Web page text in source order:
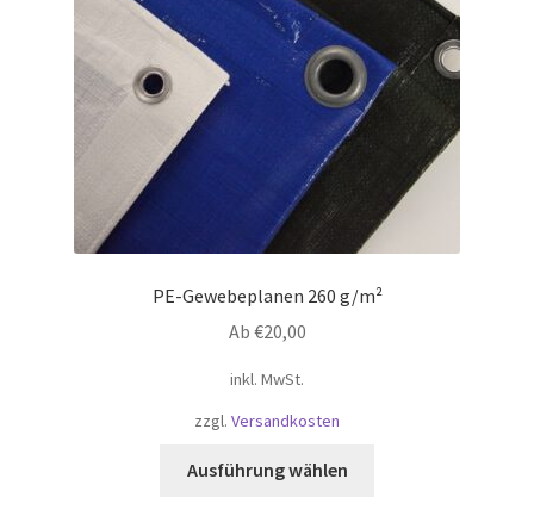
PE-Gewebeplanen 260 g/m²
Ab €20,00
inkl. MwSt.
zzgl. Versandkosten
Ausführung wählen